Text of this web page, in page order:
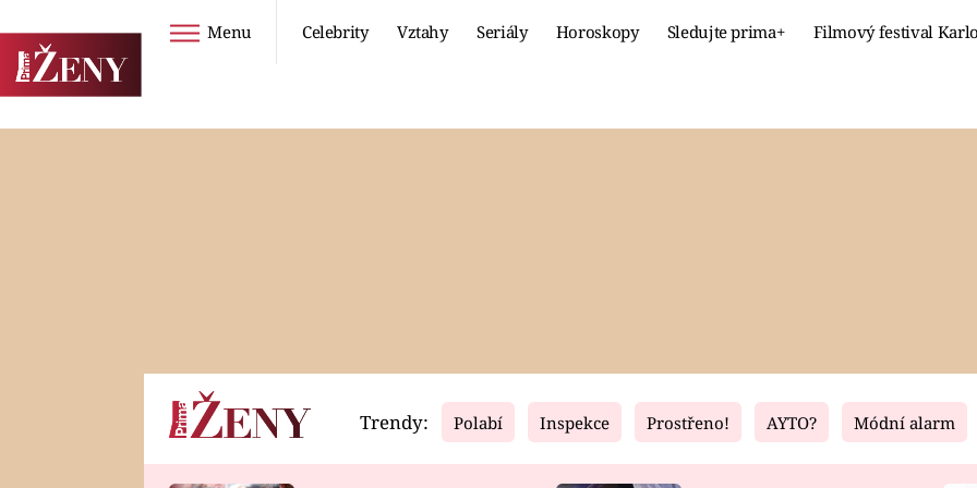
Menu Celebrity Vztahy Seriály Horoskopy Sledujte prima+ Filmový festival
Horoskopy Video Fresh Living
Trendy: Polabí Inspekce Prostřeno! AYTO? Módní alarm